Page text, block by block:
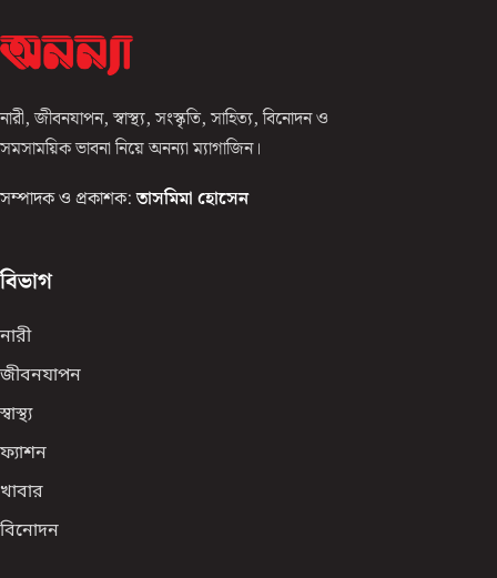
নারী, জীবনযাপন, স্বাস্থ্য, সংস্কৃতি, সাহিত্য, বিনোদন ও
সমসাময়িক ভাবনা নিয়ে অনন্যা ম্যাগাজিন।
সম্পাদক ও প্রকাশক: তাসমিমা হোসেন
বিভাগ
নারী
জীবনযাপন
স্বাস্থ্য
ফ্যাশন
খাবার
বিনোদন